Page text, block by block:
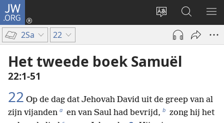
JW.ORG
Taal
site
wijzigen
Inloggen
(opent
venster)
Zoeken
op
JW.ORG
2Sa 22
Het tweede boek Samuël
22:1-51
22 Op de dag dat Jehovah David uit de greep van al
zijn vijanden a en van Saul had bevrijd, b zong hij het